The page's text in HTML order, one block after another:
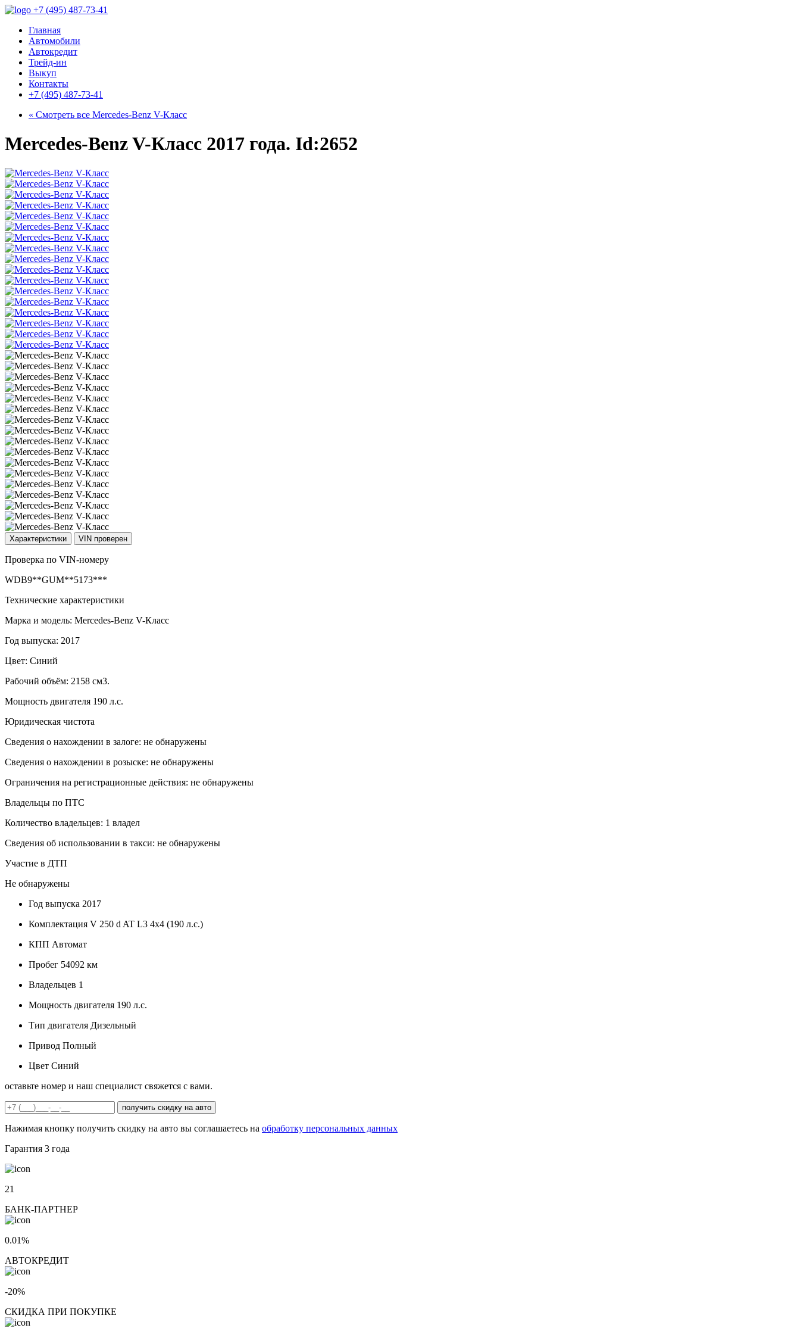
+7 (495) 487-73-41
Главная
Автомобили
Автокредит
Трейд-ин
Выкуп
Контакты
+7 (495) 487-73-41
« Смотреть все Mercedes-Benz V-Класс
Mercedes-Benz V-Класс 2017 года. Id:2652
Характеристики VIN проверен
Проверка по VIN-номеру
WDB9**GUM**5173***
Технические характеристики
Марка и модель: Mercedes-Benz V-Класс
Год выпуска: 2017
Цвет: Синий
Рабочий объём: 2158 см3.
Мощность двигателя 190 л.с.
Юридическая чистота
Сведения о нахождении в залоге: не обнаружены
Сведения о нахождении в розыске: не обнаружены
Ограничения на регистрационные действия: не обнаружены
Владельцы по ПТС
Количество владельцев: 1 владел
Сведения об использовании в такси: не обнаружены
Участие в ДТП
Не обнаружены
Год выпуска 2017
Комплектация V 250 d AT L3 4x4 (190 л.с.)
КПП Автомат
Пробег 54092 км
Владельцев 1
Мощность двигателя 190 л.с.
Тип двигателя Дизельный
Привод Полный
Цвет Синий
оставьте номер и наш специалист свяжется с вами.
получить скидку на авто
Нажимая кнопку получить скидку на авто вы соглашаетесь на обработку персональных данных
Гарантия 3 года
21
БАНК-ПАРТНЕР
0.01%
АВТОКРЕДИТ
-20%
СКИДКА ПРИ ПОКУПКЕ